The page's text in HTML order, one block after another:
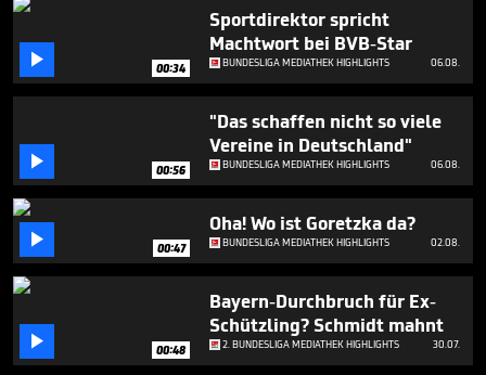
35
 00:34
Sportdirektor spricht
Machtwort bei BVB-Star
BUNDESLIGA MEDIATHEK HIGHLIGHTS 06.08.
 00:56
"Das schaffen nicht so viele
Vereine in Deutschland"
BUNDESLIGA MEDIATHEK HIGHLIGHTS 06.08.
 00:47
Oha! Wo ist Goretzka da?
BUNDESLIGA MEDIATHEK HIGHLIGHTS 02.08.
 00:48
Bayern-Durchbruch für Ex-
Schützling? Schmidt mahnt
2. BUNDESLIGA MEDIATHEK HIGHLIGHTS 30.07.